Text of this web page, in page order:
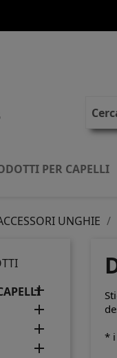
PER CAPELLI
UNGHIE




* i